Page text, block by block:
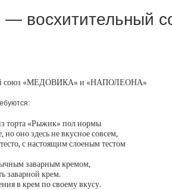
— восхитительный
торта «Рыжик» пол нормы
оно здесь не вкусное совсем,
с настоящим слоеным тестом
заварным кремом,
заварной крем.
в крем по своему вкусу.